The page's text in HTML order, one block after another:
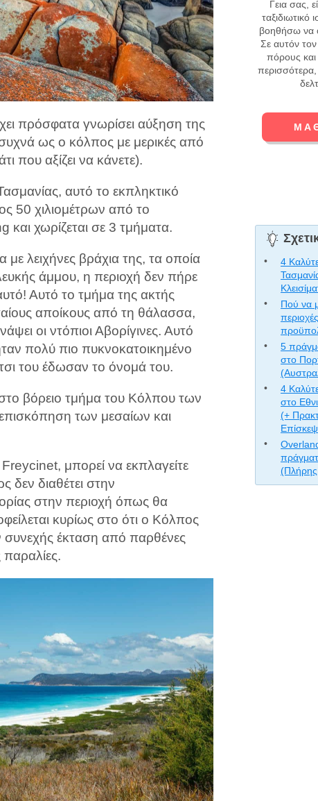
πρόσφατα γνωρίσει αύξηση της
ως ο κόλπος με μερικές από
που αξίζει να κάνετε).
αυτό το εκπληκτικό
50 χιλιομέτρων από το
χωρίζεται σε 3 τμήματα.
με λειχήνες βράχια της, τα οποία
άμμου, η περιοχή δεν πήρε
Αυτό το τμήμα της ακτής
αποίκους από τη θάλασσα,
οι ντόπιοι Αβορίγινες. Αυτό
πολύ πιο πυκνοκατοικημένο
του έδωσαν το όνομά του.
βόρειο τμήμα του Κόλπου των
των μεσαίων και
μπορεί να εκπλαγείτε
δεν διαθέτει στην
στην περιοχή όπως θα
κυρίως στο ότι ο Κόλπος
συνεχής έκταση από παρθένες
παραλίες.
Γεια σας,
ταξιδιωτικό
βοηθήσω να
Σε αυτόν
πόρους και
περισσότερα,
4
Πού να
5
στο
4
στο
(+